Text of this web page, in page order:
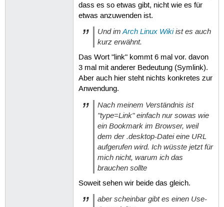
dass es so etwas gibt, nicht wie es für
etwas anzuwenden ist.
Und imArch Linux Wikiist es auch
kurz erwähnt.
Das Wort "link" kommt 6 mal vor. davon
3 mal mit anderer Bedeutung (Symlink).
Aber auch hier steht nichts konkretes zur
Anwendung.
Nach meinem Verständnis ist
"type=Link" einfach nur sowas wie
ein Bookmark im Browser, weil
dem der .desktop-Datei eine URL
aufgerufen wird. Ich wüsste jetzt für
mich nicht, warum ich das
brauchen sollte
Soweit sehen wir beide das gleich.
aber scheinbar gibt es einen Use-